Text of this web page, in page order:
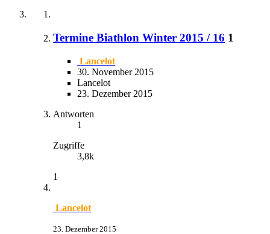
Termine Biathlon Winter 2015 / 16 1
Lancelot
30. November 2015
Lancelot
23. Dezember 2015
Antworten
1
Zugriffe
3,8k
1
Lancelot
23. Dezember 2015